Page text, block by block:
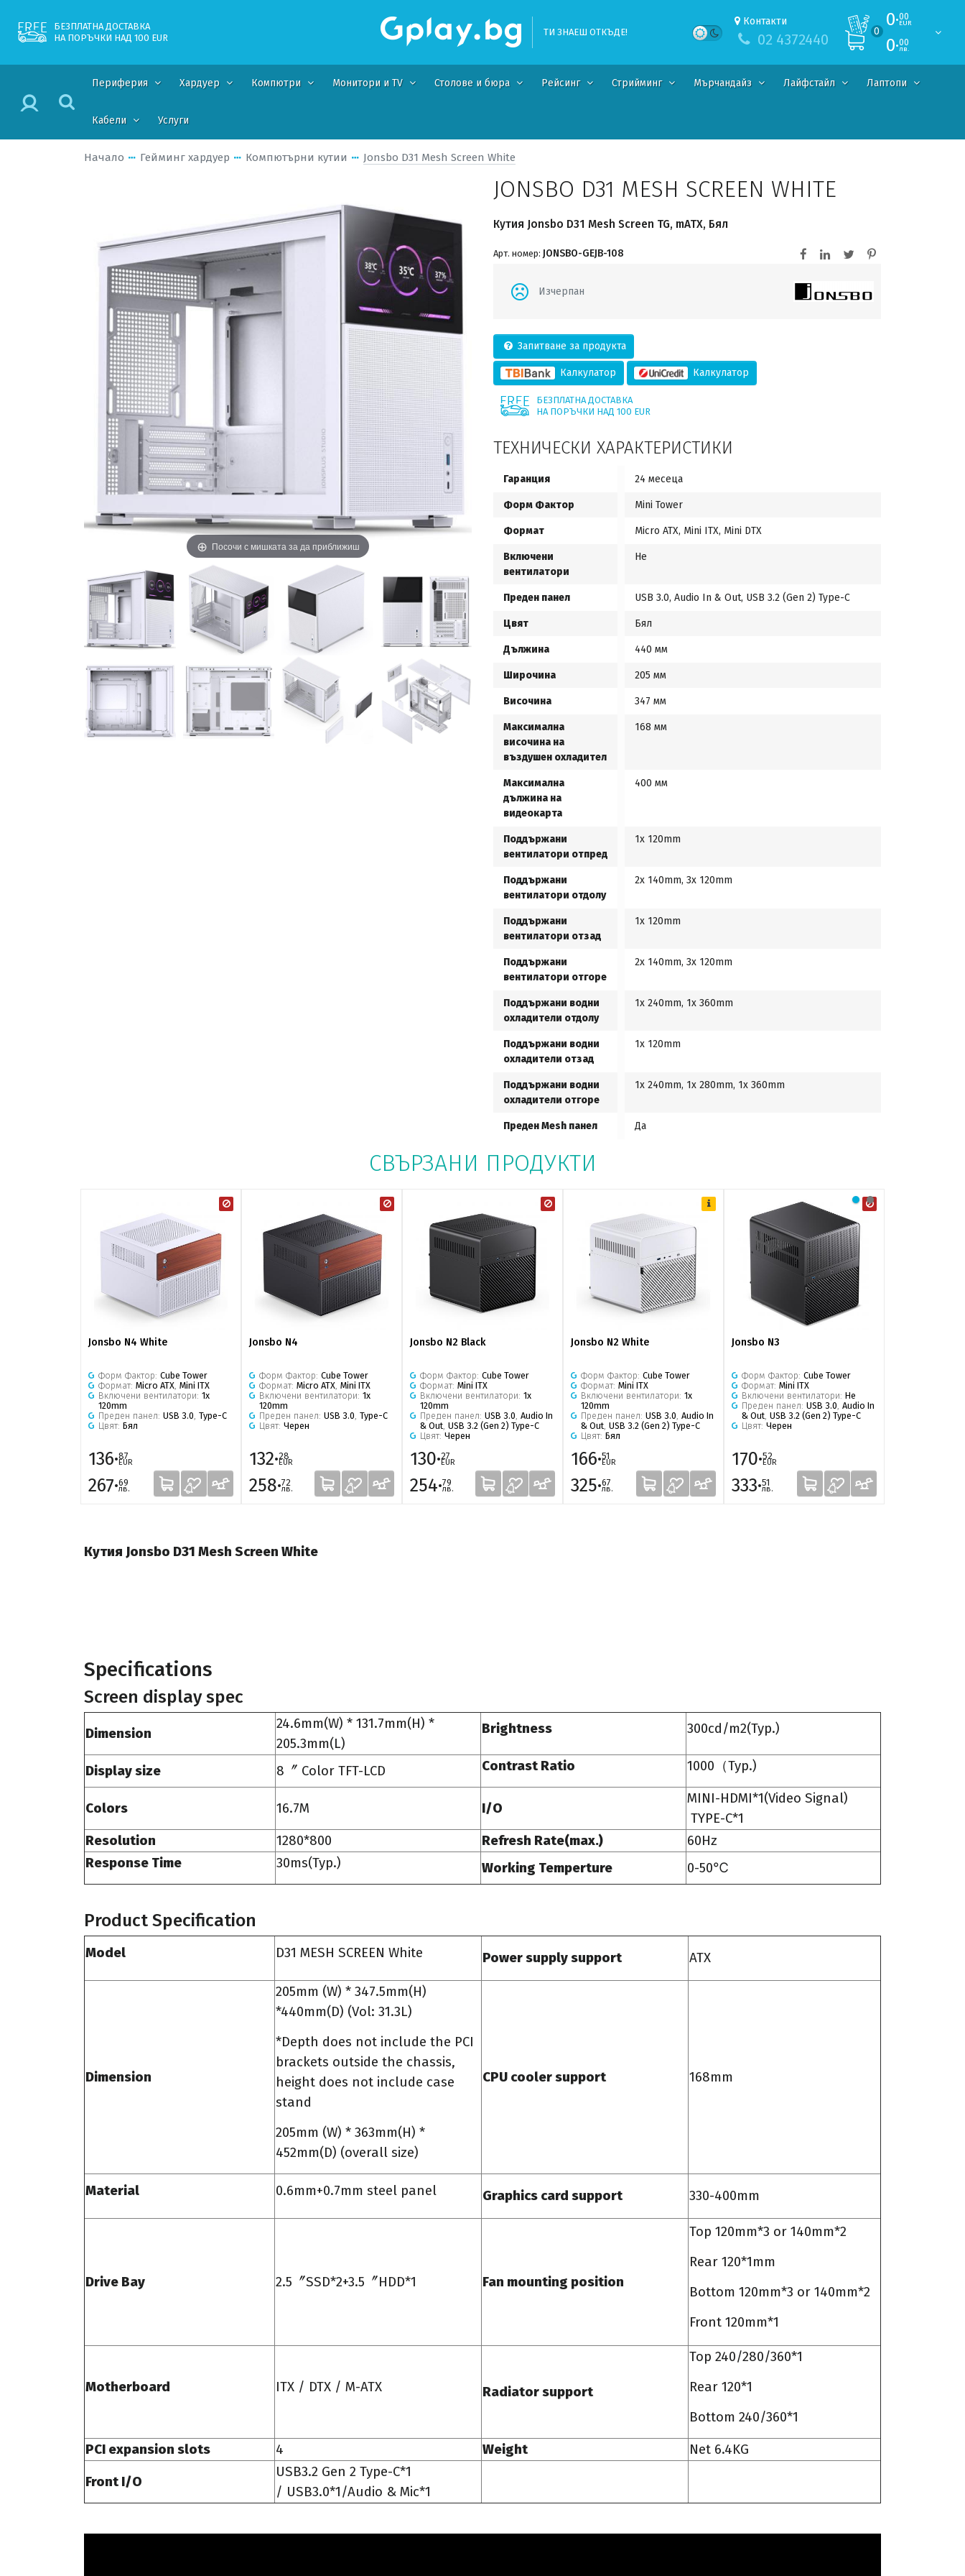
БЕЗПЛАТНА ДОСТАВКА
НА ПОРЪЧКИ НАД 100 EUR
ТИ ЗНАЕШ ОТКЪДЕ!
Контакти
02 4372440 0
0·00
EUR
0·00
лв.
Периферия Хардуер Компютри Монитори и TV Столове и бюра Рейсинг Стрийминг Мърчандайз Лайфстайл Лаптопи
Кабели Услуги
Начало Гейминг хардуер Компютърни кутии Jonsbo D31 Mesh Screen White
Посочи с мишката за да приближиш
JONSBO D31 MESH SCREEN WHITE
Кутия Jonsbo D31 Mesh Screen TG, mATX, Бял
Арт. номер: JONSBO-GEJB-108
Изчерпан
Запитване за продукта
Калкулатор Калкулатор
БЕЗПЛАТНА ДОСТАВКА
НА ПОРЪЧКИ НАД 100 EUR
ТЕХНИЧЕСКИ ХАРАКТЕРИСТИКИ
Гаранция 24 месеца
Форм Фактор Mini Tower
Формат Micro ATX, Mini ITX, Mini DTX
Включени
вентилатори
Не
Преден панел USB 3.0, Audio In & Out, USB 3.2 (Gen 2) Type-C
Цвят Бял
Дължина 440 мм
Широчина 205 мм
Височина 347 мм
Максимална
височина на
въздушен охладител
168 мм
Максимална
дължина на
видеокарта
400 мм
Поддържани
вентилатори отпред
1x 120mm
Поддържани
вентилатори отдолу
2x 140mm, 3x 120mm
Поддържани
вентилатори отзад
1x 120mm
Поддържани
вентилатори отгоре
2x 140mm, 3x 120mm
Поддържани водни
охладители отдолу
1x 240mm, 1x 360mm
Поддържани водни
охладители отзад
1x 120mm
Поддържани водни
охладители отгоре
1x 240mm, 1x 280mm, 1x 360mm
Преден Mesh панел Да
СВЪРЗАНИ ПРОДУКТИ
Jonsbo N4 White
Форм Фактор: Cube Tower
Формат: Micro ATX Mini ITX
Включени вентилатори: 1x
120mm
Преден панел: USB 3.0 Type-C
Цвят: Бял
136·87
EUR
267·69
лв.
Jonsbo N4
Форм Фактор: Cube Tower
Формат: Micro ATX Mini ITX
Включени вентилатори: 1x
120mm
Преден панел: USB 3.0 Type-C
Цвят: Черен
132·28
EUR
258·72
лв.
Jonsbo N2 Black
Форм Фактор: Cube Tower
Формат: Mini ITX
Включени вентилатори: 1x
120mm
Преден панел: USB 3.0 Audio In
& Out USB 3.2 (Gen 2) Type-C
Цвят: Черен
130·27
EUR
254·79
лв.
Jonsbo N2 White
Форм Фактор: Cube Tower
Формат: Mini ITX
Включени вентилатори: 1x
120mm
Преден панел: USB 3.0 Audio In
& Out USB 3.2 (Gen 2) Type-C
Цвят: Бял
166·51
EUR
325·67
лв.
Jonsbo N3
Форм Фактор: Cube Tower
Формат: Mini ITX
Включени вентилатори: Не
Преден панел: USB 3.0 Audio In
& Out USB 3.2 (Gen 2) Type-C
Цвят: Черен
170·52
EUR
333·51
лв.
Кутия Jonsbo D31 Mesh Screen Whitе
Specifications
Screen display spec
Dimension
24.6mm(W) * 131.7mm(H) *
205.3mm(L)
Brightness 300cd/m2(Typ.)
Display size 8 〞 Color TFT-LCD Contrast Ratio 1000（Typ.)
Colors 16.7M I/O
MINI-HDMI*1(Video Signal)
TYPE-C*1
Resolution
1280*800 Refresh Rate(max.)
60Hz
Response Time
30ms(Typ.) Working Temperture 0-50℃
Product Specification
Model D31 MESH SCREEN White Power supply support ATX
Dimension
205mm (W) * 347.5mm(H)
*440mm(D) (Vol: 31.3L)
*Depth does not include the PCI
brackets outside the chassis,
height does not include case
stand
205mm (W) * 363mm(H) *
452mm(D) (overall size)
CPU cooler support 168mm
Material 0.6mm+0.7mm steel panel Graphics card support 330-400mm
Drive Bay 2.5〞SSD*2+3.5〞HDD*1 Fan mounting position
Top 120mm*3 or 140mm*2
Rear 120*1mm
Bottom 120mm*3 or 140mm*2
Front 120mm*1
Motherboard ITX / DTX / M-ATX Radiator support
Top 240/280/360*1
Rear 120*1
Bottom 240/360*1
PCI expansion slots 4 Weight Net 6.4KG
Front I/O
USB3.2 Gen 2 Type-C*1
/ USB3.0*1/Audio & Mic*1